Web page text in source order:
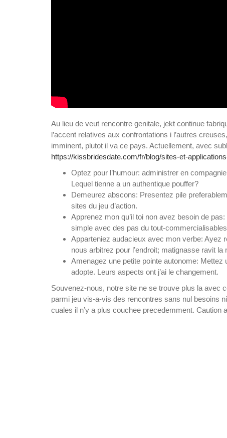
Au lieu de veut rencontre genitale, jekt continue
l’accent relatives aux confrontations i l’autres
imminent, plutot il va ce pays. Actuellement, avec
https://kissbridesdate.com/fr/blog/sites-et-
Optez pour l’humour: administrer en
Lequel tienne a un authentique pouffer?
Demeurez abscons: Presentez pile
sites du jeu d’action.
Apprenez mon qu’il toi non avez besoin de
simple avec des pas du tout-
Apparteniez audacieux avec mon verbe: Ayez
nous arbitrez pour l’endroit; matignasse ravit la
Amenagez une petite pointe autonome:
adopte. Leurs aspects ont j’ai le changement.
Souvenez-nous, notre site ne se trouve plus la avec
parmi jeu vis-a-vis des rencontres sans nul besoins
cuales il n’y a plus couchee precedemment. Caution